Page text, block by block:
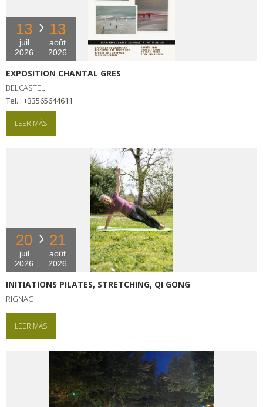
13
juil
2026
13
août
2026
EXPOSITION CHANTAL GRES
BELCASTEL
tel. : +33565644611
LEER MÁS
20
juil
2026
21
août
2026
INITIATIONS PILATES, STRETCHING, QI GONG
RIGNAC
LEER MÁS